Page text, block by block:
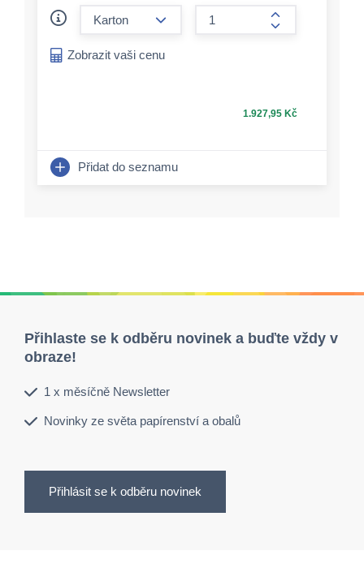
form.increase-
Zobrazit vaši cenu
1.927,95 Kč
Přidat do seznamu
Přihlaste se k odběru novinek a buďte vždy v
obraze!
1 x měsíčně Newsletter
Novinky ze světa papírenství a obalů
Přihlásit se k odběru novinek